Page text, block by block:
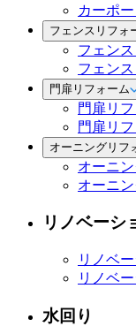
カーポ
フェンスリフォ
フェン
フェン
門扉リフォーム
門扉リ
門扉リ
オーニングリフ
オーニ
オーニ
リノベーシ
リノベ
リノベ
水回り